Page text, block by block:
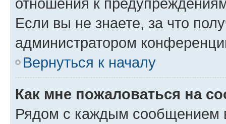
Если вы не знаете, за что
администратором
Вернуться к началу
Как мне пожаловаться на
Рядом с каждым сообщением